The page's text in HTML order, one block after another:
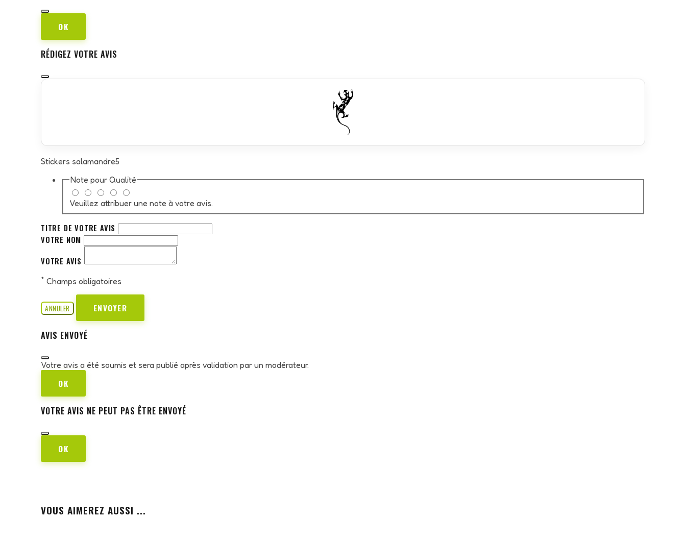
OK
RÉDIGEZ VOTRE AVIS
Stickers salamandre5
Note pour Qualité
Veuillez attribuer une note à votre avis.
TITRE DE VOTRE AVIS
VOTRE NOM
VOTRE AVIS
* Champs obligatoires
ANNULER ENVOYER
AVIS ENVOYÉ
Votre avis a été soumis et sera publié après validation par un modérateur.
OK
VOTRE AVIS NE PEUT PAS ÊTRE ENVOYÉ
OK
VOUS AIMEREZ AUSSI ...